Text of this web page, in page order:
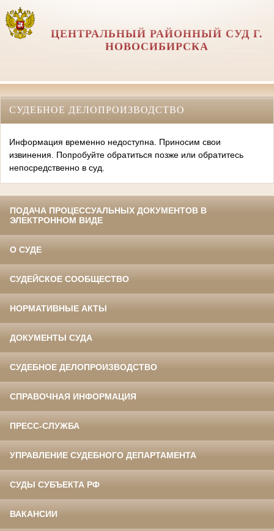
ЦЕНТРАЛЬНЫЙ РАЙОННЫЙ СУД Г.
НОВОСИБИРСКА
СУДЕБНОЕ ДЕЛОПРОИЗВОДСТВО
Информация временно недоступна. Приносим свои
извинения. Попробуйте обратиться позже или обратитесь
непосредственно в суд.
ПОДАЧА ПРОЦЕССУАЛЬНЫХ ДОКУМЕНТОВ В
ЭЛЕКТРОННОМ ВИДЕ
О СУДЕ
СУДЕЙСКОЕ СООБЩЕСТВО
НОРМАТИВНЫЕ АКТЫ
ДОКУМЕНТЫ СУДА
СУДЕБНОЕ ДЕЛОПРОИЗВОДСТВО
СПРАВОЧНАЯ ИНФОРМАЦИЯ
ПРЕСС-СЛУЖБА
УПРАВЛЕНИЕ СУДЕБНОГО ДЕПАРТАМЕНТА
СУДЫ СУБЪЕКТА РФ
ВАКАНСИИ